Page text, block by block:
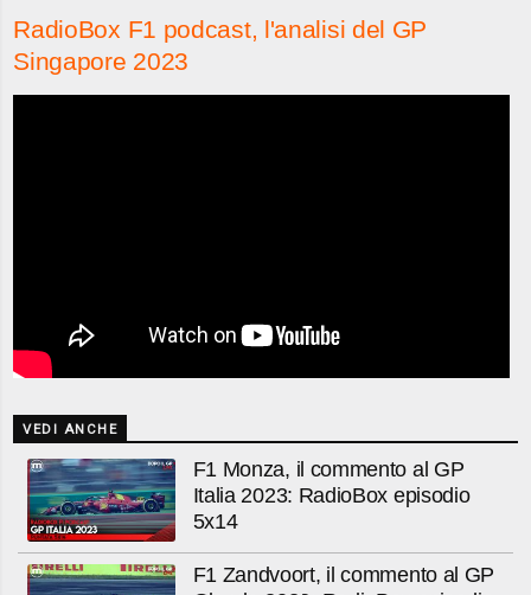
RadioBox F1 podcast, l'analisi del GP
Singapore 2023
VEDI ANCHE
F1 Monza, il commento al GP
Italia 2023: RadioBox episodio
5x14
F1 Zandvoort, il commento al GP